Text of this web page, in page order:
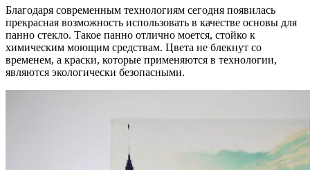
Благодаря современным технологиям сегодня появилась
прекрасная возможность использовать в качестве основы для
панно стекло. Такое панно отлично моется, стойко к
химическим моющим средствам. Цвета не блекнут со
временем, а краски, которые применяются в технологии,
являются экологически безопасными.